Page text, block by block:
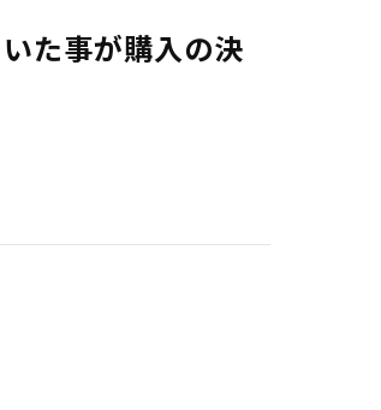
た事が購入の決